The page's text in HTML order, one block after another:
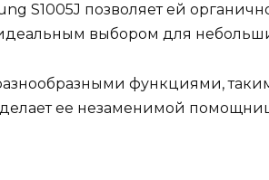
S1005J позволяет ей
выбором для
функциями,
ее незаменимой